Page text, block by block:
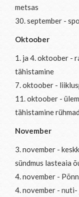
metsas
30. september -
Oktoober
1. ja 4. oktoober -
tähistamine
7. oktoober -
11. oktoober -
tähistamine
November
3. november -
sündmus lasteaia
4. november -
4. november - nuti-